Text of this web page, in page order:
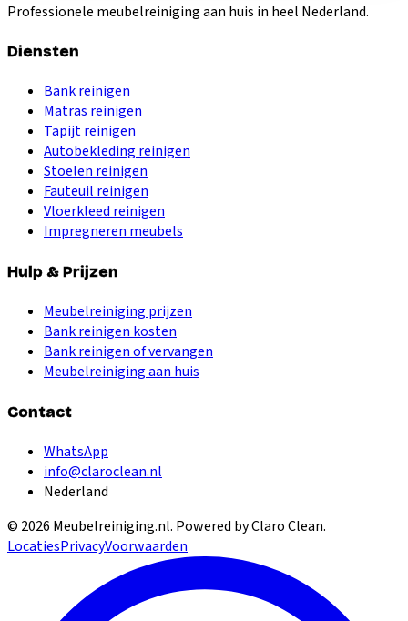
Professionele meubelreiniging aan huis in heel Nederland.
Diensten
Bank reinigen
Matras reinigen
Tapijt reinigen
Autobekleding reinigen
Stoelen reinigen
Fauteuil reinigen
Vloerkleed reinigen
Impregneren meubels
Hulp & Prijzen
Meubelreiniging prijzen
Bank reinigen kosten
Bank reinigen of vervangen
Meubelreiniging aan huis
Contact
WhatsApp
info@claroclean.nl
Nederland
© 2026 Meubelreiniging.nl. Powered by Claro Clean.
LocatiesPrivacyVoorwaarden